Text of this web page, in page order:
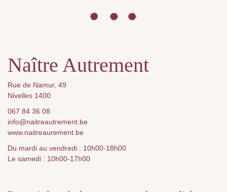
Naître Autrement
Rue de Namur, 49
Nivelles 1400
067 84 36 08
info@naitreautrement.be
www.naitreaurement.be
Du mardi au vendredi : 10h00-18h00
Le samedi : 10h00-17h00